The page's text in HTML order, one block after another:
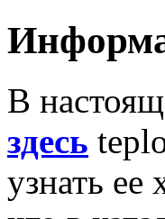
В
здесь
узнать ее